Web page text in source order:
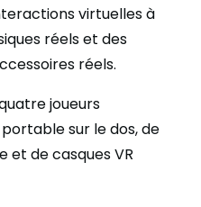
virtuelles à
réels et des
réels.
joueurs
sur le dos, de
et de casques VR